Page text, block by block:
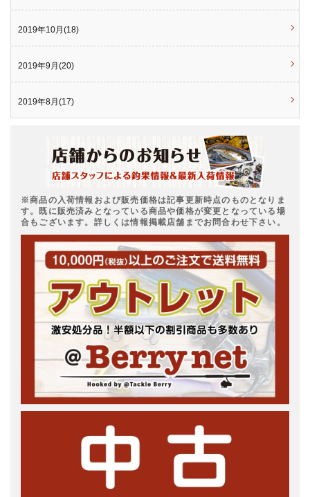
2019年10月(18)
2019年9月(20)
2019年8月(17)
※商品の入荷情報および販売価格は記事更新時点のものとなりま
す。既に販売済みとなっている商品や価格が変更となっている場
合もございます。詳しくは情報掲載店舗までお問合わせ下さい。